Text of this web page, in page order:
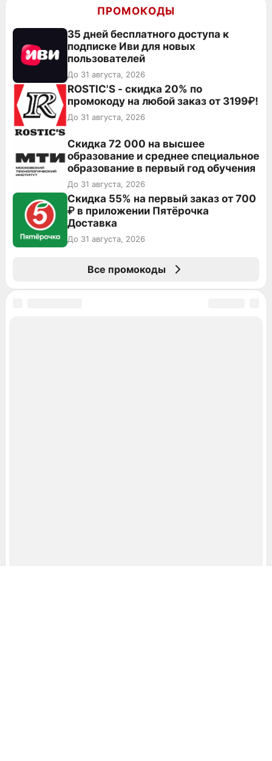
ПРОМОКОДЫ
35 дней бесплатного доступа к
подписке Иви для новых
пользователей
До 31 августа, 2026
ROSTIC'S - скидка 20% по
промокоду на любой заказ от 3199₽!
До 31 августа, 2026
Скидка 72 000 на высшее
образование и среднее специальное
образование в первый год обучения
До 31 августа, 2026
Скидка 55% на первый заказ от 700
₽ в приложении Пятёрочка
Доставка
До 31 августа, 2026
Все промокоды